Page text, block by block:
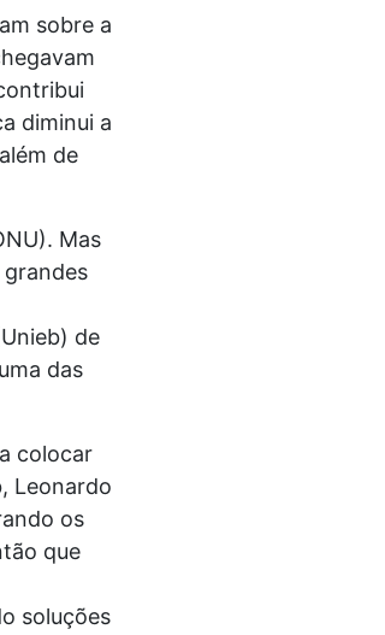
sobre a
diminui a
de
Mas
de
das
colocar
Leonardo
os
que
soluções